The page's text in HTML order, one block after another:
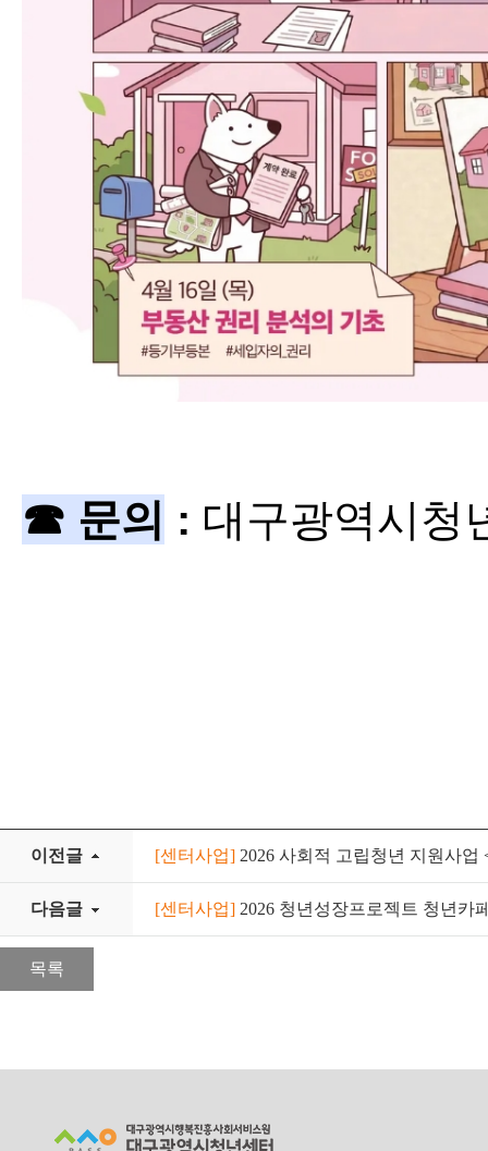
☎ 문의 : 대구광역시청
이전글 [센터사업] 2026 사회적 고립청년 지원사
다음글 [센터사업] 2026 청년성장프로젝트 청년카
목록